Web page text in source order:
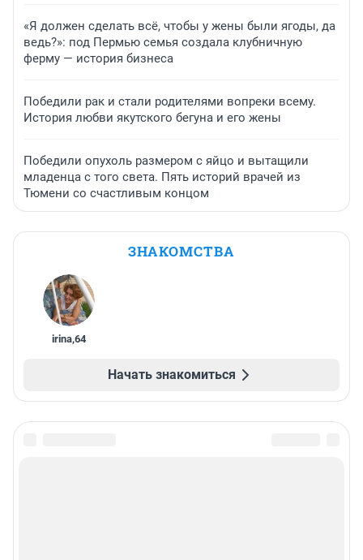
«Я должен сделать всё, чтобы у жены были ягоды, да
ведь?»: под Пермью семья создала клубничную
ферму — история бизнеса
Победили рак и стали родителями вопреки всему.
История любви якутского бегуна и его жены
Победили опухоль размером с яйцо и вытащили
младенца с того света. Пять историй врачей из
Тюмени со счастливым концом
ЗНАКОМСТВА
irina,64
Начать знакомиться